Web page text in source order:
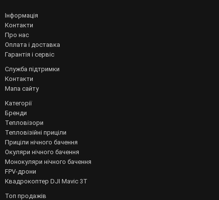
Інформація
Контакти
Про нас
Оплата і доставка
Гарантія і сервіс
Служба підтримки
Контакти
Мапа сайту
Категорії
Бренди
Тепловізори
Тепловізійні приціли
Приціли нічного бачення
Окуляри нічного бачення
Монокуляри нічного бачення
FPV-дрони
Квадрокоптер DJI Mavic 3T
Топ продажів